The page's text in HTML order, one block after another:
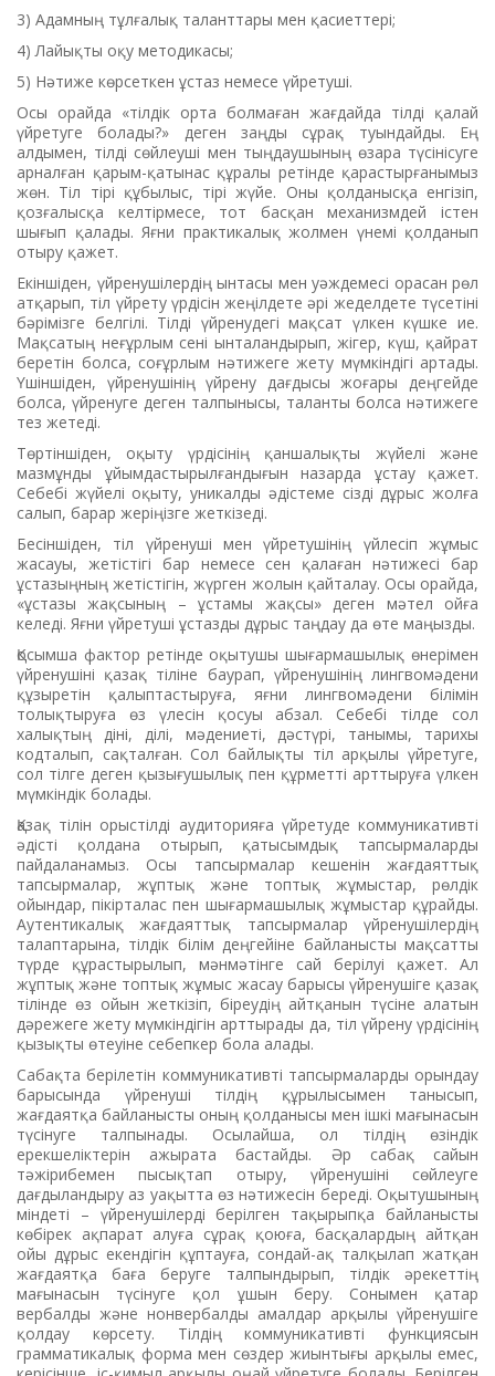
3) Адамның тұлғалық таланттары мен қасиеттері;
4) Лайықты оқу методикасы;
5) Нәтиже көрсеткен ұстаз немесе үйретуші.
Осы орайда «тілдік орта болмаған жағдайда тілді қалай
үйретуге болады?» деген заңды сұрақ туындайды. Ең
алдымен, тілді сөйлеуші мен тыңдаушының өзара түсінісуге
арналған қарым-қатынас құралы ретінде қарастырғанымыз
жөн. Тіл тірі құбылыс, тірі жүйе. Оны қолданысқа енгізіп,
қозғалысқа келтірмесе, тот басқан механизмдей істен
шығып қалады. Яғни практикалық жолмен үнемі қолданып
отыру қажет.
Екіншіден, үйренушілердің ынтасы мен уәждемесі орасан рөл
атқарып, тіл үйрету үрдісін жеңілдете әрі жеделдете түсетіні
бәрімізге белгілі. Тілді үйренудегі мақсат үлкен күшке ие.
Мақсатың неғұрлым сені ынталандырып, жігер, күш, қайрат
беретін болса, соғұрлым нәтижеге жету мүмкіндігі артады.
Үшіншіден, үйренушінің үйрену дағдысы жоғары деңгейде
болса, үйренуге деген талпынысы, таланты болса нәтижеге
тез жетеді.
Төртіншіден, оқыту үрдісінің қанша­­лықты жүйелі және
мазмұнды ұйымдас­тырылғандығын назарда ұстау қажет.
Себебі жүйелі оқыту, уникалды әдістеме сізді дұрыс жолға
салып, барар жеріңізге жеткізеді.
Бесіншіден, тіл үйренуші мен үйретушінің үйлесіп жұмыс
жасауы, жетістігі бар немесе сен қалаған нәтижесі бар
ұстазыңның жетістігін, жүрген жолын қайталау. Осы орайда,
«ұстазы жақсының – ұстамы жақсы» деген мәтел ойға
келеді. Яғни үйретуші ұстазды дұрыс таңдау да өте маңызды.
Қосымша фактор ретінде оқытушы шығармашылық өнерімен
үйренушіні қазақ тіліне баурап, үйренушінің лингвомәдени
құзыретін қалыптастыруға, яғни лингво­мәдени білімін
толықтыруға өз үлесін қосуы абзал. Себебі тілде сол
халықтың діні, ділі, мәдениеті, дәстүрі, танымы, тарихы
кодталып, сақталған. Сол байлықты тіл арқылы үйретуге,
сол тілге деген қызығушылық пен құрметті арттыруға үлкен
мүмкіндік болады.
Қазақ тілін орыстілді аудиторияға үйретуде коммуникативті
әдісті қолдана отырып, қатысымдық тапсырмаларды
пайдаланамыз. Осы тапсырмалар кешенін жағдаяттық
тапсырмалар, жұптық және топтық жұмыстар, рөлдік
ойындар, пікірталас пен шығармашылық жұмыстар құрайды.
Аутентикалық жағдаяттық тапсырмалар үйренушілердің
талаптарына, тілдік білім деңгейіне байланысты мақсатты
түрде құрастырылып, мәнмәтінге сай берілуі қажет. Ал
жұптық және топтық жұмыс жасау барысы үйренушіге қазақ
тілінде өз ойын жеткізіп, біреудің айтқанын түсіне алатын
дәрежеге жету мүмкіндігін арттырады да, тіл үйрену үрдісінің
қызықты өтеуіне себепкер бола алады.
Сабақта берілетін коммуни­кативті тапсырмаларды орындау
барысында үйренуші тілдің құрылысымен танысып,
жағдаятқа ­байланысты оның қолданысы мен ішкі мағынасын
түсінуге талпынады. Осылайша, ол тілдің өзіндік
ерекшеліктерін ажырата бастайды. Әр сабақ ­сайын
тәжірибемен пысықтап отыру, үйренушіні сөйлеуге
дағдыландыру аз уақытта өз нәтижесін береді. Оқытушының
міндеті – үйренушілерді берілген тақырыпқа байланысты
көбірек ақпарат алуға сұрақ қоюға, басқалардың айтқан
ойы дұрыс екендігін құптауға, сондай-ақ талқылап жатқан
жағдаятқа баға беруге талпындырып, тілдік әрекеттің
мағынасын түсінуге қол ұшын беру. Сонымен қатар
вербалды және нонвербалды амалдар арқылы үйренушіге
қолдау көрсету. Тілдің коммуникативті функциясын
грамматикалық форма мен сөздер жиынтығы арқылы емес,